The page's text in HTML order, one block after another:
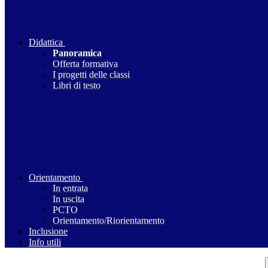
Didattica
Panoramica
Offerta formativa
I progetti delle classi
Libri di testo
Orientamento
In entrata
In uscita
PCTO
Orientamento/Riorientamento
Inclusione
Info utili